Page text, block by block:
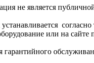
не является
согласно
или на сайте
гарантийного